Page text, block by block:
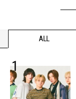
ALL